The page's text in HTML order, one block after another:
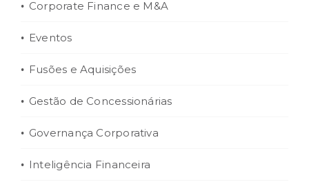
Corporate Finance e M&A
Eventos
Fusões e Aquisições
Gestão de Concessionárias
Governança Corporativa
Inteligência Financeira